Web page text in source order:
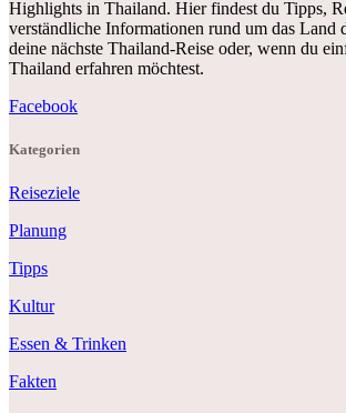
Highlights in Thailand. Hier findest du Tipps,
verständliche Informationen rund um das Land
deine nächste Thailand-Reise oder, wenn du
Thailand erfahren möchtest.
Facebook
Kategorien
Reiseziele
Planung
Tipps
Kultur
Essen & Trinken
Fakten